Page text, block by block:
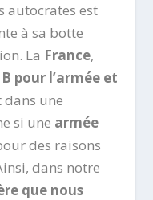
autocrates est
à sa botte
La France,
pour l’armée et
dans une
si une armée
des raisons
dans notre
que nous